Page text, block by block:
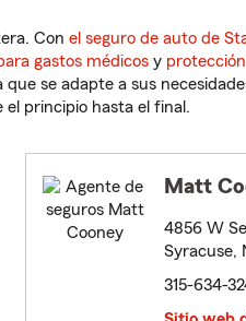
Con el seguro de auto de
gastos médicos y
se adapte a sus
principio hasta el final.
Matt
4856 W
Syracuse,
315-634-